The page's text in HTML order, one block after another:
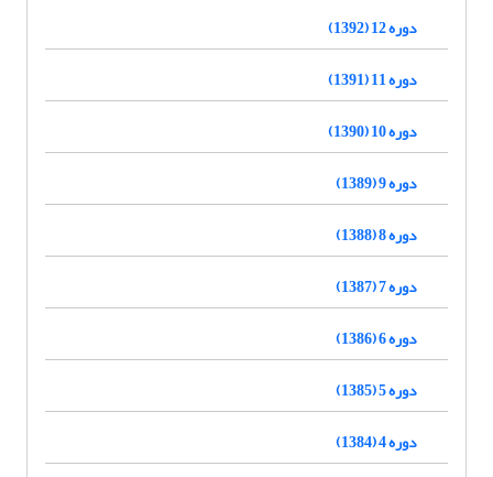
دوره 12 (1392)
دوره 11 (1391)
دوره 10 (1390)
دوره 9 (1389)
دوره 8 (1388)
دوره 7 (1387)
دوره 6 (1386)
دوره 5 (1385)
دوره 4 (1384)